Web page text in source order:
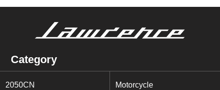
Category
2050CN Motorcycle